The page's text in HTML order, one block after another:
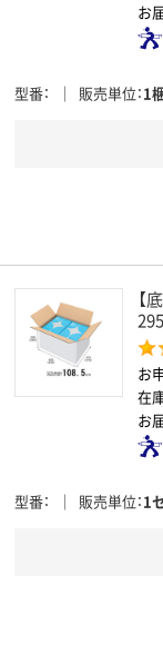
お
型番 販売単位 1
【
お
在
お
型番 販売単位 1